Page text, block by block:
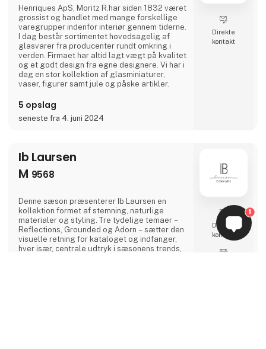
Henriques ApS, Moritz R.har siden 1832 været
grossist og handlet med mange forskellige
varegrupper indenfor interiør gennem tiderne.
I dag består sortimentet hovedsagelig af
glasvarer fra producenter rundt omkring i
verden. Firmaet har altid lagt vægt på kvalitet
og et godt design fra egne designere. Vi har i
dag en stor kollektion af glasminiaturer,
vaser, figurer samt jule og påske artikler.
5 opslag
seneste fra 4. juni 2024
Direkte
kontakt
Ib Laursen
M 9568
Denne sæson præsenterer Ib Laursen en
kollektion formet af stemning, naturlige
materialer og styling. Tre tydelige temaer –
Reflections, Grounded og Adorn – sætter den
visuelle retning for kataloget og indfanger,
hver især, centrale udtryk i sæsonens trends,
Direkte
kontakt
1